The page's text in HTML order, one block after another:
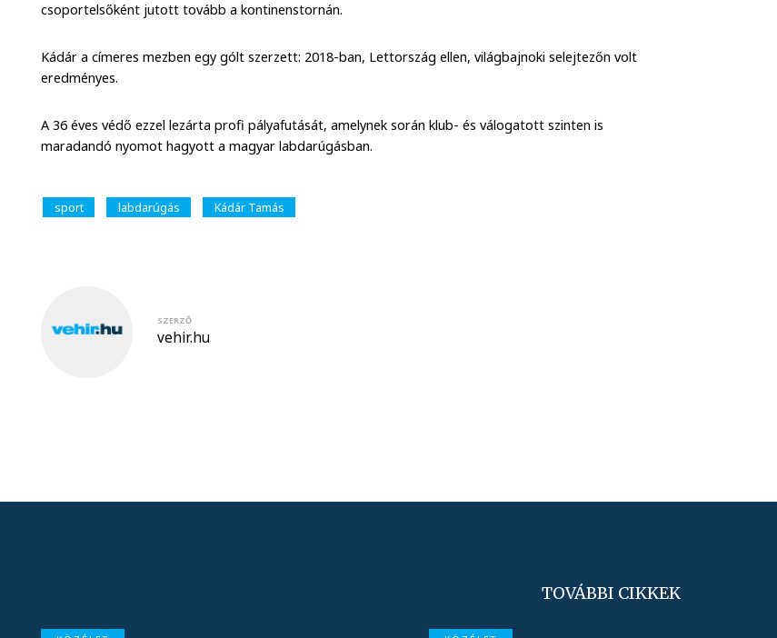
csoportelsőként jutott tovább a kontinenstornán.
Kádár a címeres mezben egy gólt szerzett: 2018-ban, Lettország ellen, világbajnoki selejtezőn volt
eredményes.
A 36 éves védő ezzel lezárta profi pályafutását, amelynek során klub- és válogatott szinten is
maradandó nyomot hagyott a magyar labdarúgásban.
sport labdarúgás Kádár Tamás
SZERZŐ
vehir.hu
TOVÁBBI CIKKEK